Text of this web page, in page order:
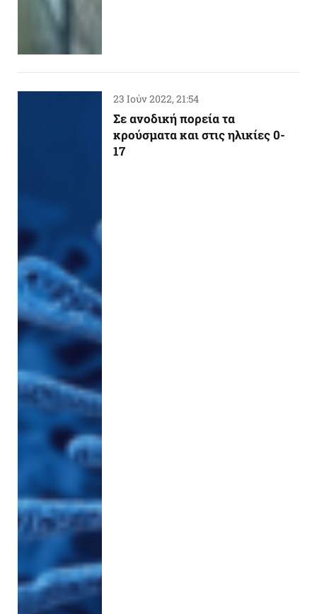
23 Ιούν 2022, 21:54
Σε ανοδική πορεία τα
κρούσματα και στις ηλικίες 0-
17